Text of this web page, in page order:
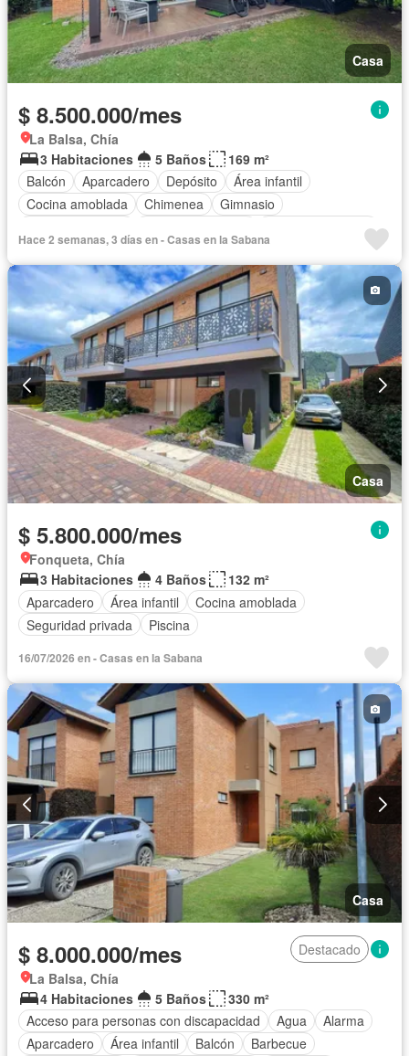
Casa
$ 8.500.000/mes
La Balsa, Chía
3 Habitaciones
5 Baños
169 m²
Balcón
Aparcadero Depósito
Área infantil
Cocina amoblada
Chimenea
Gimnasio
Cuarto de servicio
Piscina
Hace 2 semanas, 3 días en - Casas en la Sabana
Casa
$ 5.800.000/mes
Fonqueta, Chía
3 Habitaciones
4 Baños
132 m²
Aparcadero
Área infantil
Cocina amoblada
Seguridad privada
Piscina
16/07/2026 en - Casas en la Sabana
Casa
$ 8.000.000/mes
Destacado
La Balsa, Chía
4 Habitaciones
5 Baños
330 m²
Acceso para personas con discapacidad
Agua
Alarma
Aparcadero
Área infantil Balcón
Barbecue